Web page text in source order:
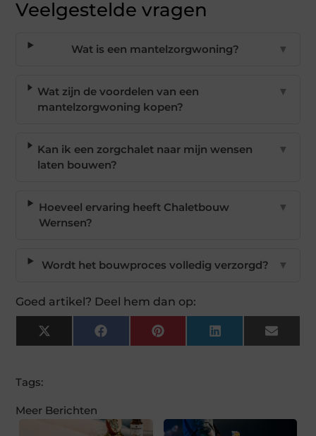
Veelgestelde vragen
Wat is een mantelzorgwoning? ▼
Wat zijn de voordelen van een
mantelzorgwoning kopen?
▼
Kan ik een zorgchalet naar mijn wensen
laten bouwen?
▼
Hoeveel ervaring heeft Chaletbouw
Wernsen?
▼
Wordt het bouwproces volledig verzorgd? ▼
Goed artikel? Deel hem dan op:
X
(Twitter)
FacebookPinterest LinkedIn Email
Tags:
Meer Berichten